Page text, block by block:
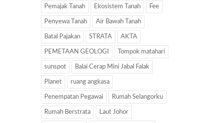
Pemajak Tanah Ekosistem Tanah Fee
Penyewa Tanah Air Bawah Tanah
Batal Pajakan STRATA AKTA
PEMETAAN GEOLOGI Tompok matahari
sunspot Balai Cerap Mini Jabal Falak
Planet ruang angkasa
Penempatan Pegawai Rumah Selangorku
Rumah Berstrata Laut Johor